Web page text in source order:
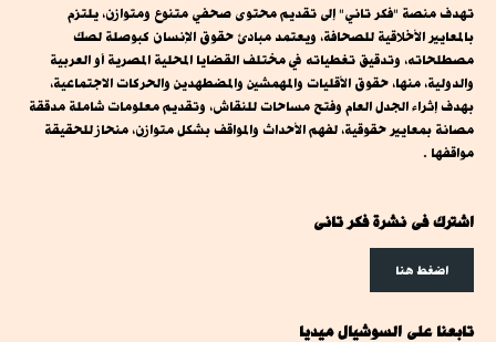
تهدف منصة "فكر تاني" إلى تقديم محتوى صحفي متنوع ومتوازن، يلتزم
بالمعايير الأخلاقية للصحافة، ويعتمد مبادئ حقوق الإنسان كبوصلة لصك
مصطلحاته، وتدقيق تغطياته في مختلف القضايا المحلية المصرية أو العربية
والدولية، منها، حقوق الأقليات والمهمشين والمضطهدين والحركات الاجتماعية،
بهدف إثراء الجدل العام وفتح مساحات للنقاش، وتقديم معلومات شاملة مدققة
مصانة بمعايير حقوقية، لفهم الأحداث والمواقف بشكل متوازن، منحاز للحقيقة
مواقفها .
اشترك فى نشرة فكر تانى
اضغط هنا
تابعنا على السوشيال ميديا